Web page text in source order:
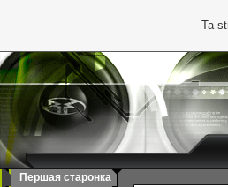
Першая старонка
Ta